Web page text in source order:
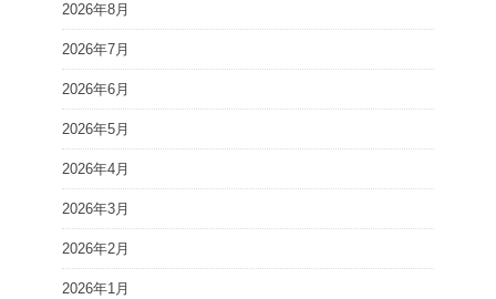
2026年8月
2026年7月
2026年6月
2026年5月
2026年4月
2026年3月
2026年2月
2026年1月